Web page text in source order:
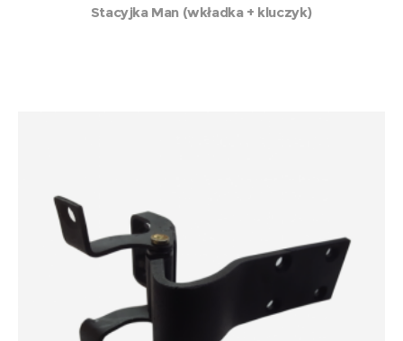
Stacyjka Man (wkładka + kluczyk)